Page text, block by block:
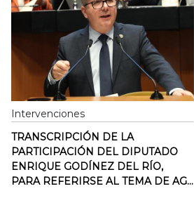
Intervenciones
TRANSCRIPCIÓN DE LA
PARTICIPACIÓN DEL DIPUTADO
ENRIQUE GODÍNEZ DEL RÍO,
PARA REFERIRSE AL TEMA DE AG...